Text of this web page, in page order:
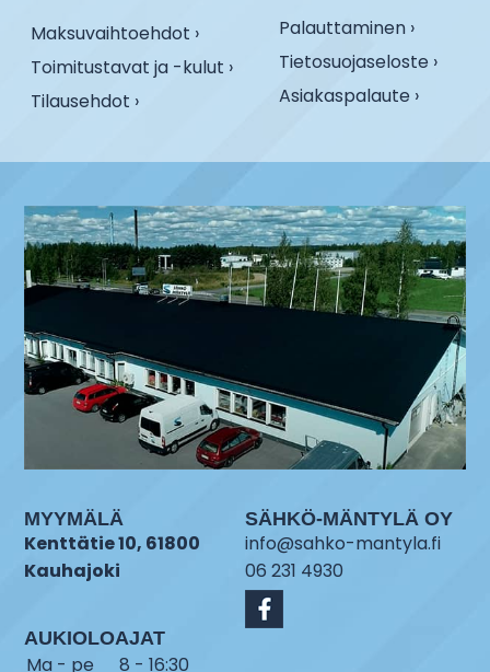
Maksuvaihtoehdot ›
Toimitustavat ja -kulut ›
Tilausehdot ›
Palauttaminen ›
Tietosuojaseloste ›
Asiakaspalaute ›
MYYMÄLÄ
Kenttätie 10, 61800
Kauhajoki
AUKIOLOAJAT
Ma - pe 8 - 16:30
SÄHKÖ-MÄNTYLÄ OY
info@sahko-mantyla.fi
06 231 4930